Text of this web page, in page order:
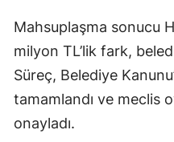
Mahsuplaşma sonucu
milyon TL’lik fark,
Süreç, Belediye
tamamlandı ve meclis
onayladı.